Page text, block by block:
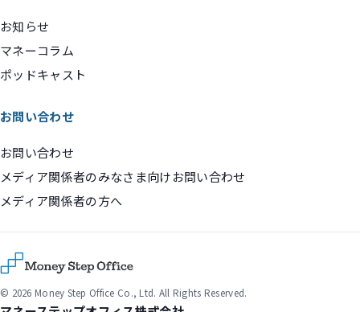
お知らせ
マネーコラム
ポッドキャスト
お問い合わせ
お問い合わせ
メディア関係者のみなさま向けお問い合わせ
メディア関係者の方へ
© 2026 Money Step Office Co., Ltd. All Rights Reserved.